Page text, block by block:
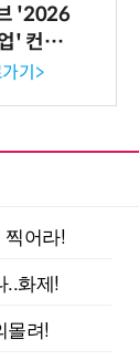
'2026
' 컨소
기>